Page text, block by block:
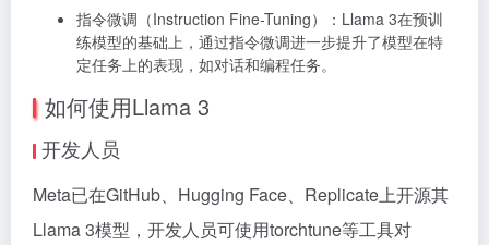
指令微调（Instruction Fine-Tuning）：Llama 3在预训
练模型的基础上，通过指令微调进一步提升了模型在特
定任务上的表现，如对话和编程任务。
如何使用Llama 3
开发人员
Meta已在GitHub、Hugging Face、Replicate上开源其
Llama 3模型，开发人员可使用torchtune等工具对